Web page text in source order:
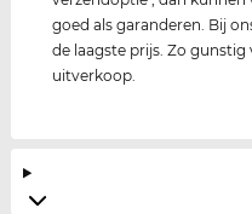
goed als garanderen. Bij
de laagste prijs. Zo gunstig
uitverkoop.